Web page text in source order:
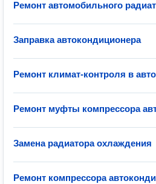
Ремонт автомобильного
Заправка автокондиционера
Ремонт климат-контроля в
Ремонт муфты компрессора
Замена радиатора охлаждения
Ремонт компрессора